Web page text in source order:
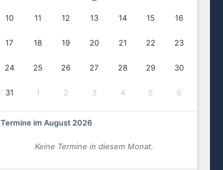
10 11 12 13 14 15 16
17 18 19 20 21 22 23
24 25 26 27 28 29 30
31 1 2 3 4 5 6
Termine im August 2026
Keine Termine in diesem Monat.